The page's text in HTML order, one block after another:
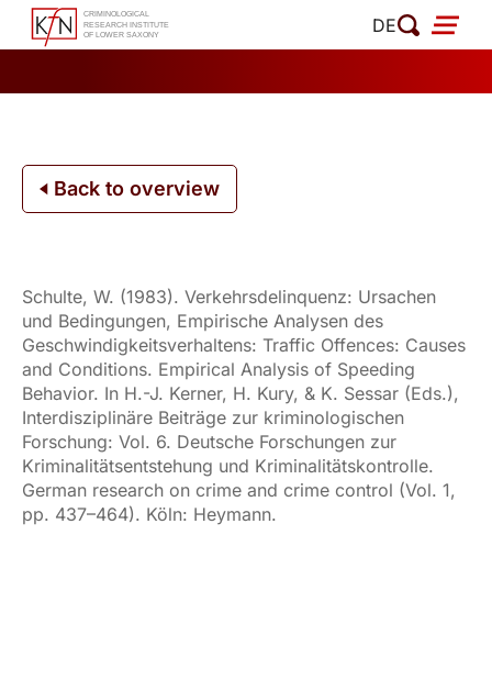
Skip
DE
Back to overview
Schulte, W. (1983). Verkehrsdelinquenz: Ursachen
und Bedingungen, Empirische Analysen des
Geschwindigkeitsverhaltens: Traffic Offences: Causes
and Conditions. Empirical Analysis of Speeding
Behavior. In H.-J. Kerner, H. Kury, & K. Sessar (Eds.),
Interdisziplinäre Beiträge zur kriminologischen
Forschung: Vol. 6. Deutsche Forschungen zur
Kriminalitätsentstehung und Kriminalitätskontrolle.
German research on crime and crime control (Vol. 1,
pp. 437–464). Köln: Heymann.